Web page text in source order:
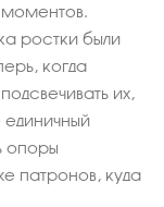
моментов.
ростки были
когда
их,
опоры
патронов, куда